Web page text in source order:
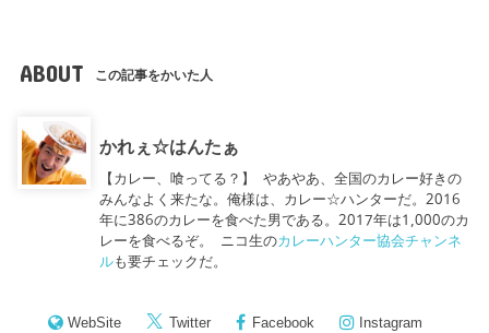
ABOUT この記事をかいた人
かれぇ☆はんたぁ
【カレー、喰ってる？】 やあやあ、全国のカレー好きの
みんなよく来たな。俺様は、カレー☆ハンターだ。2016
年に386のカレーを食べた男である。2017年は1,000のカ
レーを食べるぞ。 ニコ生のカレーハンター協会チャンネ
ルも要チェックだ。
WebSite Twitter Facebook
Instagram